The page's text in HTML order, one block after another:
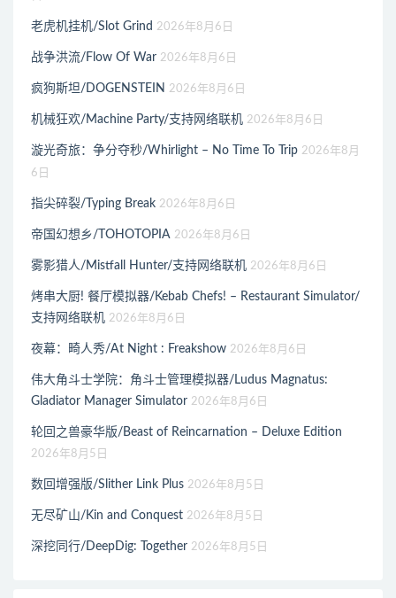
老虎机挂机/Slot Grind 2026年8月6日
战争洪流/Flow Of War 2026年8月6日
疯狗斯坦/DOGENSTEIN 2026年8月6日
机械狂欢/Machine Party/支持网络联机 2026年8月6日
漩光奇旅：争分夺秒/Whirlight – No Time To Trip 2026年8月
6日
指尖碎裂/Typing Break 2026年8月6日
帝国幻想乡/TOHOTOPIA 2026年8月6日
雾影猎人/Mistfall Hunter/支持网络联机 2026年8月6日
烤串大厨! 餐厅模拟器/Kebab Chefs! – Restaurant Simulator/
支持网络联机 2026年8月6日
夜幕：畸人秀/At Night : Freakshow 2026年8月6日
伟大角斗士学院：角斗士管理模拟器/Ludus Magnatus:
Gladiator Manager Simulator 2026年8月6日
轮回之兽豪华版/Beast of Reincarnation – Deluxe Edition
2026年8月5日
数回增强版/Slither Link Plus 2026年8月5日
无尽矿山/Kin and Conquest 2026年8月5日
深挖同行/DeepDig: Together 2026年8月5日